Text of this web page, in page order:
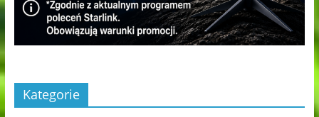
Kategorie